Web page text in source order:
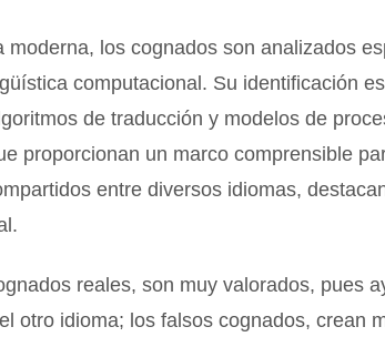
moderna, los cognados son analizados
computacional. Su identificación
de traducción y modelos de
proporcionan un marco comprensible
entre diversos idiomas,
reales, son muy valorados, pues
otro idioma; los falsos cognados, crean